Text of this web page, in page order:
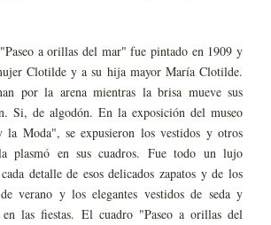
a orillas del mar" fue pintado en 1909 y
Clotilde y a su hija mayor María Clotilde.
por la arena mientras la brisa mueve sus
Si, de algodón. En la exposición del museo
la Moda", se expusieron los vestidos y otros
plasmó en sus cuadros. Fue todo un lujo
detalle de esos delicados zapatos y de los
verano y los elegantes vestidos de seda y
en las fiestas. El cuadro "Paseo a orillas del